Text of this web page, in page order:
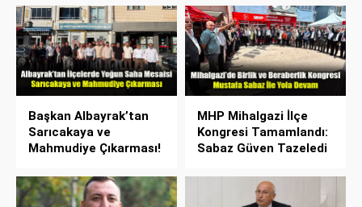
Başkan Albayrak’tan
Sarıcakaya ve
Mahmudiye Çıkarması!
MHP Mihalgazi İlçe
Kongresi Tamamlandı:
Sabaz Güven Tazeledi